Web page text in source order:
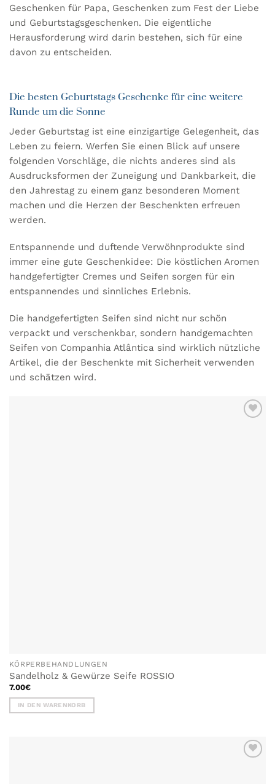
Geschenken für Papa, Geschenken zum Fest der Liebe
und Geburtstagsgeschenken. Die eigentliche
Herausforderung wird darin bestehen, sich für eine
davon zu entscheiden.
Die besten Geburtstags Geschenke für eine weitere
Runde um die Sonne
Jeder Geburtstag ist eine einzigartige Gelegenheit, das
Leben zu feiern. Werfen Sie einen Blick auf unsere
folgenden Vorschläge, die nichts anderes sind als
Ausdrucksformen der Zuneigung und Dankbarkeit, die
den Jahrestag zu einem ganz besonderen Moment
machen und die Herzen der Beschenkten erfreuen
werden.
Entspannende und duftende Verwöhnprodukte sind
immer eine gute Geschenkidee: Die köstlichen Aromen
handgefertigter Cremes und Seifen sorgen für ein
entspannendes und sinnliches Erlebnis.
Die handgefertigten Seifen sind nicht nur schön
verpackt und verschenkbar, sondern handgemachten
Seifen von Companhia Atlântica sind wirklich nützliche
Artikel, die der Beschenkte mit Sicherheit verwenden
und schätzen wird.
KÖRPERBEHANDLUNGEN
Sandelholz & Gewürze Seife ROSSIO
7.00€
IN DEN WARENKORB